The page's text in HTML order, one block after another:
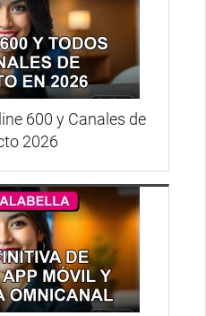
600 y Canales de
2026